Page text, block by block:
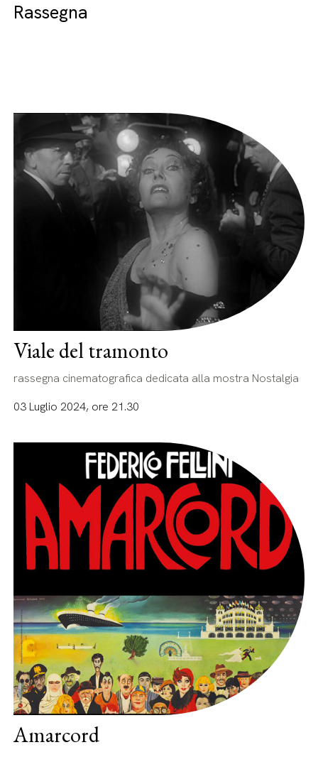
Rassegna
Viale del tramonto
rassegna cinematografica dedicata alla mostra Nostalgia
03 Luglio 2024, ore 21.30
Amarcord